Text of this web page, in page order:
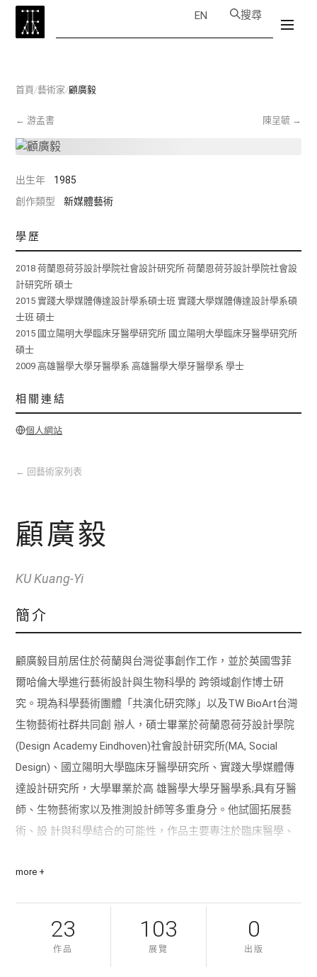
EN 搜尋
首頁/藝術家/顧廣毅
←游孟書 陳呈毓→
出生年
1985
創作類型
新媒體藝術
學歷
2018 荷蘭恩荷芬設計學院社會設計研究所 荷蘭恩荷芬設計學院社會設
計研究所 碩士
2015 實踐大學媒體傳達設計學系碩士班 實踐大學媒體傳達設計學系碩
士班 碩士
2015 國立陽明大學臨床牙醫學研究所 國立陽明大學臨床牙醫學研究所
碩士
2009 高雄醫學大學牙醫學系 高雄醫學大學牙醫學系 學士
相關連結
個人網站
← 回藝術家列表
顧廣毅
KU Kuang-Yi
簡介
顧廣毅目前居住於荷蘭與台灣從事創作工作，並於英國雪菲
爾哈倫大學進行藝術設計與生物科學的 跨領域創作博士研
究。現為科學藝術團體「共演化研究隊」以及TW BioArt台灣
生物藝術社群共同創 辦人，碩士畢業於荷蘭恩荷芬設計學院
(Design Academy Eindhoven)社會設計研究所(MA, Social
Design)、國立陽明大學臨床牙醫學研究所、實踐大學媒體傳
達設計研究所，大學畢業於高 雄醫學大學牙醫學系;具有牙醫
師、生物藝術家以及推測設計師等多重身分。他試圖拓展藝
術、設 計與科學結合的可能性，作品主要專注於臨床醫學、
術實踐與設計方法去探索科學領域中的倫理問題，並藉此思
他的作品曾獲多個國內外奬項，例如:生物藝術與設計大獎Bio
Art& Design Award首獎、臺北數位 藝術獎首獎、臺北美術獎
入選、美國Core77 Design Awards的Speculative Design
more +
23
作品
103
展覽
0
出版